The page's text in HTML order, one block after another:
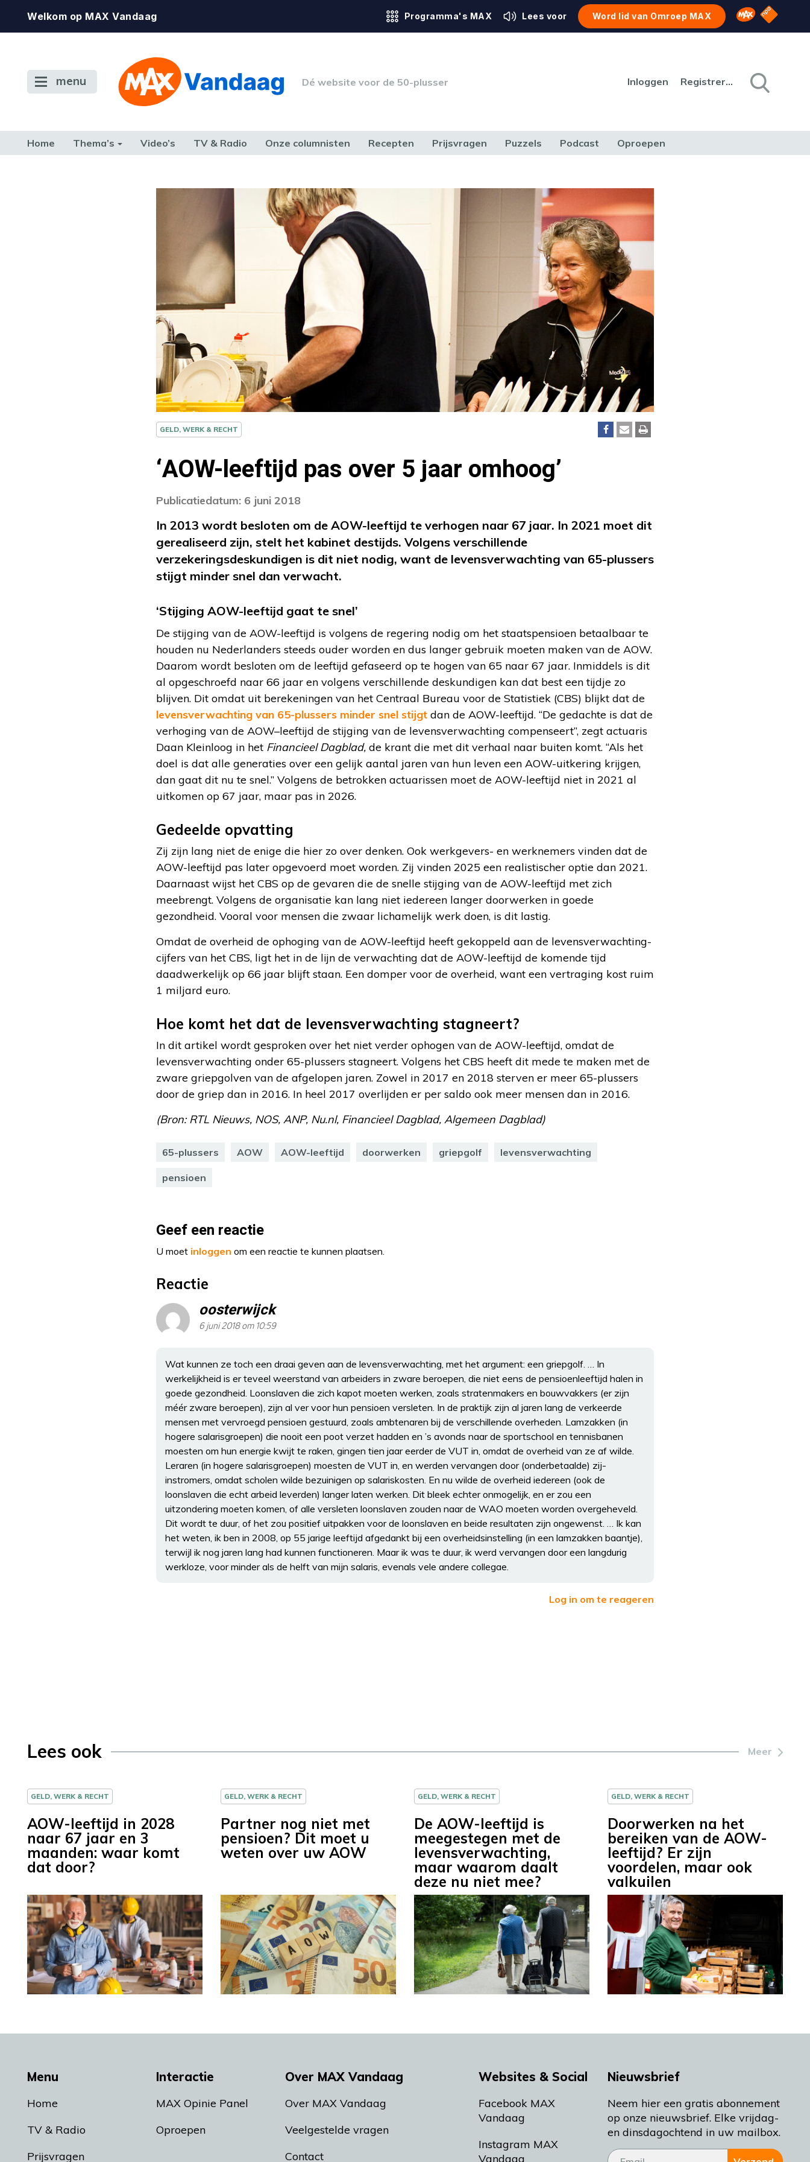
Welkom op MAX Vandaag Programma's MAX Lees voor Word lid van Omroep MAX Omroep MAX
NPO
menu Dé website voor de 50-plusser Inloggen Registreren
Home Thema’s Video’s TV & Radio Onze columnisten Recepten Prijsvragen Puzzels Podcast Oproepen
GELD, WERK & RECHT
‘AOW-leeftijd pas over 5 jaar omhoog’
Publicatiedatum: 6 juni 2018
In 2013 wordt besloten om de AOW-leeftijd te verhogen naar 67 jaar. In 2021 moet dit
gerealiseerd zijn, stelt het kabinet destijds. Volgens verschillende
verzekeringsdeskundigen is dit niet nodig, want de levensverwachting van 65-plussers
stijgt minder snel dan verwacht.
‘Stijging AOW-leeftijd gaat te snel’
De stijging van de AOW-leeftijd is volgens de regering nodig om het staatspensioen betaalbaar te
houden nu Nederlanders steeds ouder worden en dus langer gebruik moeten maken van de AOW.
Daarom wordt besloten om de leeftijd gefaseerd op te hogen van 65 naar 67 jaar. Inmiddels is dit
al opgeschroefd naar 66 jaar en volgens verschillende deskundigen kan dat best een tijdje zo
blijven. Dit omdat uit berekeningen van het Centraal Bureau voor de Statistiek (CBS) blijkt dat de
levensverwachting van 65-plussers minder snel stijgt dan de AOW-leeftijd. “De gedachte is dat de
verhoging van de AOW–leeftijd de stijging van de levensverwachting compenseert”, zegt actuaris
Daan Kleinloog in het Financieel Dagblad, de krant die met dit verhaal naar buiten komt. “Als het
doel is dat alle generaties over een gelijk aantal jaren van hun leven een AOW-uitkering krijgen,
dan gaat dit nu te snel.” Volgens de betrokken actuarissen moet de AOW-leeftijd niet in 2021 al
uitkomen op 67 jaar, maar pas in 2026.
Gedeelde opvatting
Zij zijn lang niet de enige die hier zo over denken. Ook werkgevers- en werknemers vinden dat de
AOW-leeftijd pas later opgevoerd moet worden. Zij vinden 2025 een realistischer optie dan 2021.
Daarnaast wijst het CBS op de gevaren die de snelle stijging van de AOW-leeftijd met zich
meebrengt. Volgens de organisatie kan lang niet iedereen langer doorwerken in goede
gezondheid. Vooral voor mensen die zwaar lichamelijk werk doen, is dit lastig.
Omdat de overheid de ophoging van de AOW-leeftijd heeft gekoppeld aan de levensverwachting-
cijfers van het CBS, ligt het in de lijn de verwachting dat de AOW-leeftijd de komende tijd
daadwerkelijk op 66 jaar blijft staan. Een domper voor de overheid, want een vertraging kost ruim
1 miljard euro.
Hoe komt het dat de levensverwachting stagneert?
In dit artikel wordt gesproken over het niet verder ophogen van de AOW-leeftijd, omdat de
levensverwachting onder 65-plussers stagneert. Volgens het CBS heeft dit mede te maken met de
zware griepgolven van de afgelopen jaren. Zowel in 2017 en 2018 sterven er meer 65-plussers
door de griep dan in 2016. In heel 2017 overlijden er per saldo ook meer mensen dan in 2016.
(Bron: RTL Nieuws, NOS, ANP, Nu.nl, Financieel Dagblad, Algemeen Dagblad)
65-plussers AOW AOW-leeftijd doorwerken griepgolf levensverwachting
pensioen
Geef een reactie
U moet inloggen om een reactie te kunnen plaatsen.
Reactie
oosterwijck
6 juni 2018 om 10:59
Wat kunnen ze toch een draai geven aan de levensverwachting, met het argument: een griepgolf. … In
werkelijkheid is er teveel weerstand van arbeiders in zware beroepen, die niet eens de pensioenleeftijd halen in
goede gezondheid. Loonslaven die zich kapot moeten werken, zoals stratenmakers en bouwvakkers (er zijn
méér zware beroepen), zijn al ver voor hun pensioen versleten. In de praktijk zijn al jaren lang de verkeerde
mensen met vervroegd pensioen gestuurd, zoals ambtenaren bij de verschillende overheden. Lamzakken (in
hogere salarisgroepen) die nooit een poot verzet hadden en ’s avonds naar de sportschool en tennisbanen
moesten om hun energie kwijt te raken, gingen tien jaar eerder de VUT in, omdat de overheid van ze af wilde.
Leraren (in hogere salarisgroepen) moesten de VUT in, en werden vervangen door (onderbetaalde) zij-
instromers, omdat scholen wilde bezuinigen op salariskosten. En nu wilde de overheid iedereen (ook de
loonslaven die echt arbeid leverden) langer laten werken. Dit bleek echter onmogelijk, en er zou een
uitzondering moeten komen, of alle versleten loonslaven zouden naar de WAO moeten worden overgeheveld.
Dit wordt te duur, of het zou positief uitpakken voor de loonslaven en beide resultaten zijn ongewenst. … Ik kan
het weten, ik ben in 2008, op 55 jarige leeftijd afgedankt bij een overheidsinstelling (in een lamzakken baantje),
terwijl ik nog jaren lang had kunnen functioneren. Maar ik was te duur, ik werd vervangen door een langdurig
werkloze, voor minder als de helft van mijn salaris, evenals vele andere collegae.
Log in om te reageren
Lees ook Meer
GELD, WERK & RECHT
AOW-leeftijd in 2028
naar 67 jaar en 3
maanden: waar komt
dat door?
GELD, WERK & RECHT
Partner nog niet met
pensioen? Dit moet u
weten over uw AOW
GELD, WERK & RECHT
De AOW-leeftijd is
meegestegen met de
levensverwachting,
maar waarom daalt
deze nu niet mee?
GELD, WERK & RECHT
Doorwerken na het
bereiken van de AOW-
leeftijd? Er zijn
voordelen, maar ook
valkuilen
Menu
Home
TV & Radio
Prijsvragen
Interactie
MAX Opinie Panel
Oproepen
Over MAX Vandaag
Over MAX Vandaag
Veelgestelde vragen
Contact
Websites & Social
Facebook MAX
Vandaag
Instagram MAX
Vandaag
Nieuwsbrief
Neem hier een gratis abonnement
op onze nieuwsbrief. Elke vrijdag-
en dinsdagochtend in uw mailbox.